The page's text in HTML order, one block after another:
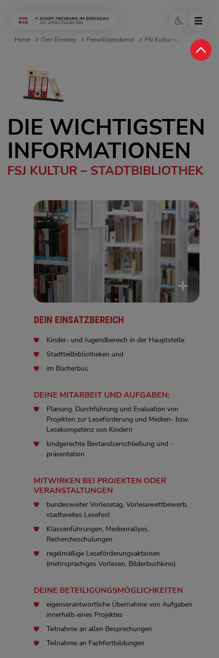
Home Dein Einstieg Freiwilligendienst FSJ Kultur –...
DIE WICHTIGSTEN
INFORMATIONEN
FSJ KULTUR – STADTBIBLIOTHEK
DEIN EINSATZBEREICH
Kinder- und Jugendbereich in der Hauptstelle
Stadtteilbibliotheken und
im Bücherbus
DEINE MITARBEIT UND AUFGABEN:
Planung, Durchführung und Evaluation von
Projekten zur Leseförderung und Medien- bzw.
Lesekompetenz von Kindern
kindgerechte Bestandserschließung und -
präsentation
MITWIRKEN BEI PROJEKTEN ODER
VERANSTALTUNGEN
bundesweiter Vorlesetag, Vorlesewettbewerb,
stadtweites Lesefest
Klassenführungen, Medienrallyes,
Rechercheschulungen
regelmäßige Leseförderungsaktionen
(mehrsprachiges Vorlesen, Bilderbuchkino)
DEINE BETEILIGUNGSMÖGLICHKEITEN
eigenverantwortliche Übernahme von Aufgaben
innerhalb eines Projektes
Teilnahme an allen Besprechungen
Teilnahme an Fachfortbildungen